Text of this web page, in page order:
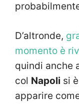
D’altronde,
momento è
quindi anche
col Napoli si
apparire